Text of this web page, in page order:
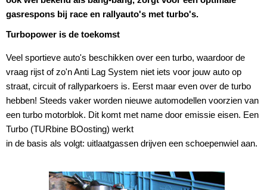
gasrespons bij race en rallyauto's met turbo's.
Turbopower is de toekomst
Veel sportieve auto's beschikken over een turbo, waardoor de
vraag rijst of zo'n Anti Lag System niet iets voor jouw auto op
straat, circuit of rallyparkoers is. Eerst maar even over de turbo
hebben! Steeds vaker worden nieuwe automodellen voorzien van
een turbo motorblok. Dit komt met name door emissie eisen. Een
Turbo (TURbine BOosting) werkt
in de basis als volgt: uitlaatgassen drijven een schoepenwiel aan.